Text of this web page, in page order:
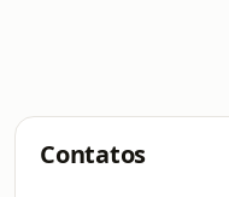
Contatos